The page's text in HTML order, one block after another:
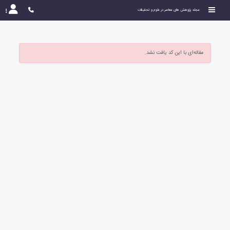
مجله پژوهش های معاصر در علوم و تحقیقات
مقاله‌ای با این کد یافت نشد.